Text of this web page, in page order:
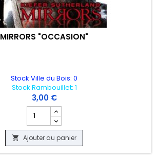
MIRRORS "OCCASION"
Stock Ville du Bois: 0
Stock Rambouillet: 1
3,00 €
Champ quantité du produit MIRRORS
 Ajouter au panier